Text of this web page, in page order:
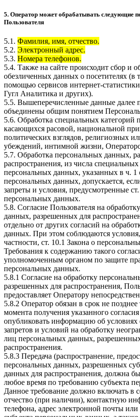
5. Оператор может обрабатывать следующие
Пользователя
5.1. Фамилия, имя, отчество.
5.2. Электронный адрес.
5.3. Номера телефонов.
5.4. Также на сайте происходит сбор и
обезличенных данных о посетителях (в
помощью сервисов интернет-
Гугл Аналитика и других).
5.5. Вышеперечисленные данные далее
объединены общим понятием
5.6. Обработка специальных категорий
касающихся расовой, национальной
политических взглядов, религиозных
убеждений, интимной жизни,
5.7. Обработка персональных данных,
распространения, из числа специальных
персональных данных, указанных в ч. 1
персональных данных, допускается,
запреты и условия, предусмотренные
персональных данных.
5.8. Согласие Пользователя на
данных, разрешенных для
отдельно от других согласий на
данных. При этом соблюдаются
частности, ст. 10.1 Закона о
Требования к содержанию такого
уполномоченным органом по защите
персональных данных.
5.8.1 Согласие на обработку
разрешенных для распространения,
предоставляет Оператору
5.8.2 Оператор обязан в срок не
момента получения указанного
опубликовать информацию об условиях
запретов и условий на обработку
лиц персональных данных,
распространения.
5.8.3 Передача (распространение,
персональных данных, разрешенных
данных для распространения, должна
любое время по требованию субъекта
Данное требование должно включать в
отчество (при наличии), контактную
телефона, адрес электронной почты